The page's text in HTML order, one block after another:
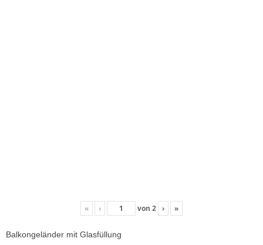
« ‹ von 2 › »
Balkongeländer mit Glasfüllung